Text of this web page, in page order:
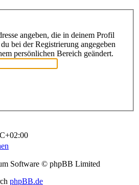
angeben, die in deinem Profil
bei der Registrierung angegeben
persönlichen Bereich geändert.
Software © phpBB Limited
phpBB.de